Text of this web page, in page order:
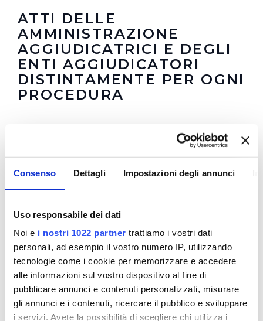
Consenso Dettagli Impostazioni degli annunci
Uso responsabile dei dati
Noi e i nostri 1022 partner trattiamo i vostri dati
personali, ad esempio il vostro numero IP, utilizzando
tecnologie come i cookie per memorizzare e accedere
alle informazioni sul vostro dispositivo al fine di
pubblicare annunci e contenuti personalizzati, misurare
gli annunci e i contenuti, ricercare il pubblico e sviluppare
i servizi. Avete la possibilità di scegliere chi utilizza i
ATTI DELLE
AMMINISTRAZIONE
AGGIUDICATRICI E DEGLI
ENTI AGGIUDICATORI
DISTINTAMENTE PER OGNI
PROCEDURA
In questa sezione è possibile trovare i Bandi di
documentazione)
documentazione) . Tale programma è soggetto a
revisioni nel 2020
Resoconti della gestione finanziaria dei contratti al
termine della loro esecuzione (visualizza
documentazione)